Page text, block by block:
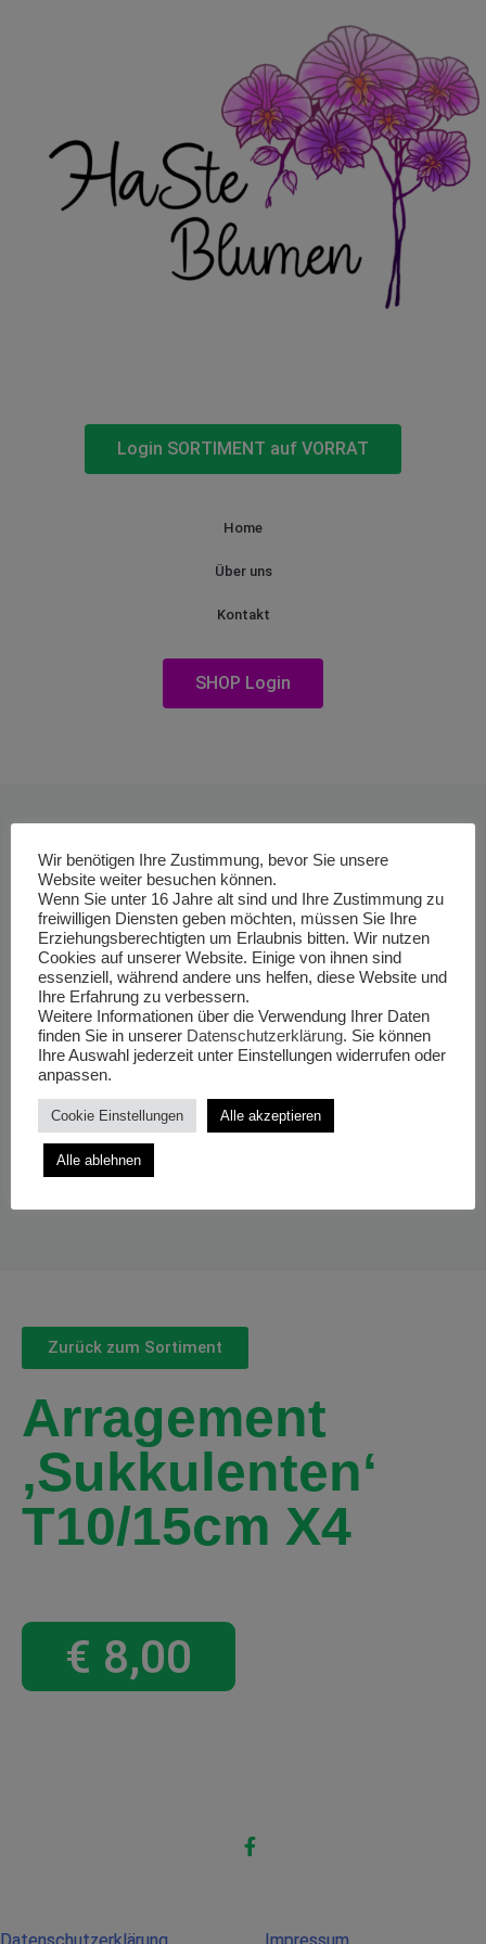
Login SORTIMENT auf VORRAT
Home
Über uns
Kontakt
SHOP Login
Zurück zum Sortiment
Arragement
‚Sukkulenten‘
T10/15cm X4
€ 8,00
Wir benötigen Ihre Zustimmung, bevor Sie unsere
Website weiter besuchen können.
Wenn Sie unter 16 Jahre alt sind und Ihre Zustimmung zu
freiwilligen Diensten geben möchten, müssen Sie Ihre
Erziehungsberechtigten um Erlaubnis bitten. Wir nutzen
Cookies auf unserer Website. Einige von ihnen sind
essenziell, während andere uns helfen, diese Website und
Ihre Erfahrung zu verbessern.
Weitere Informationen über die Verwendung Ihrer Daten
finden Sie in unserer Datenschutzerklärung. Sie können
Ihre Auswahl jederzeit unter Einstellungen widerrufen oder
anpassen.
Cookie Einstellungen Alle akzeptieren
Alle ablehnen